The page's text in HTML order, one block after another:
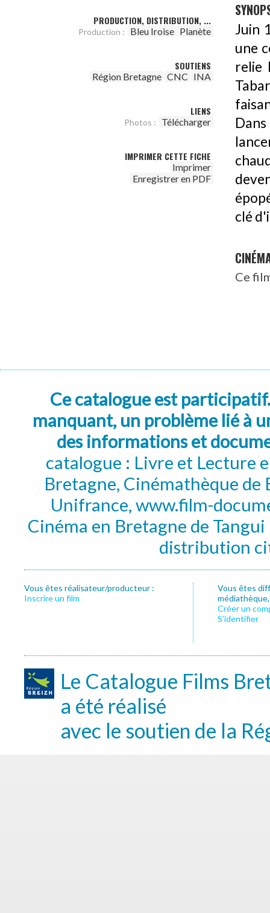
PRODUCTION, DISTRIBUTION, ...
Production : Bleu Iroise Planète
SOUTIENS
Région Bretagne CNC INA
LIENS
Photos : Télécharger
IMPRIMER CETTE FICHE
Imprimer
Enregistrer en PDF
Juin
une
relie
clé
Ce
Ce catalogue est
manquant, un problème lié à
des informations et
catalogue : Livre et Lecture
Bretagne, Cinémathèque de
Unifrance, www.film-
Cinéma en Bretagne de
distribution
Vous êtes réalisateur/producteur :
Inscrire un film
Vous êtes
Créer un
S’identifier
Le Catalogue Films
a été réalisé
avec le soutien de la